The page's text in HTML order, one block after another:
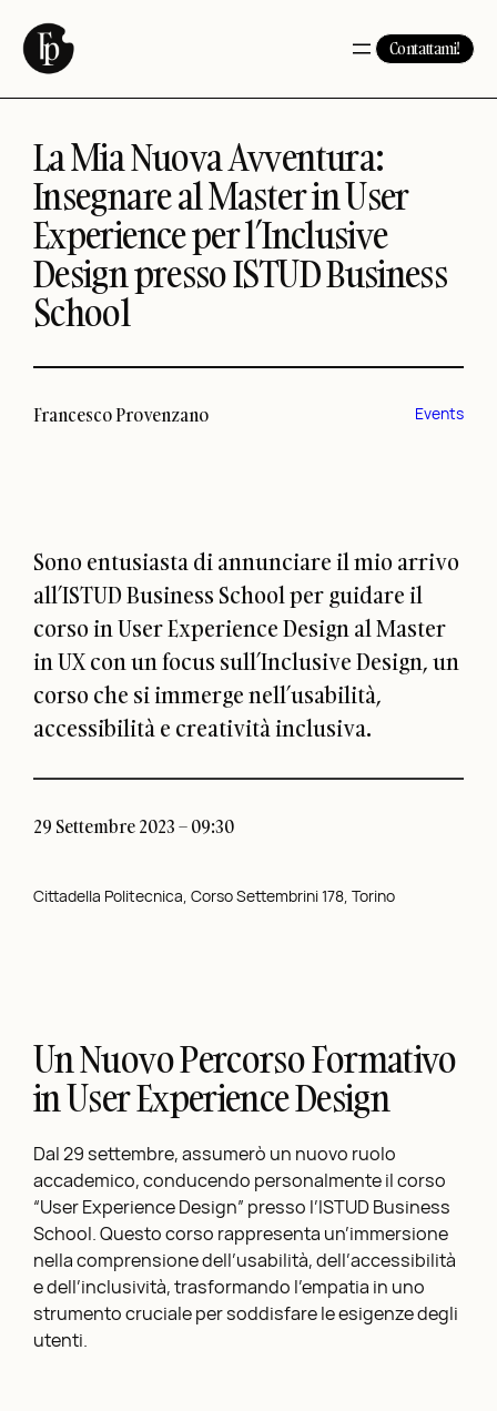
contenuto
Contattami!
La Mia Nuova Avventura:
Insegnare al Master in User
Experience per l’Inclusive
Design presso ISTUD Business
School
Francesco Provenzano Events
Sono entusiasta di annunciare il mio arrivo
all’ISTUD Business School per guidare il
corso in User Experience Design al Master
in UX con un focus sull’Inclusive Design, un
corso che si immerge nell’usabilità,
accessibilità e creatività inclusiva.
29 Settembre 2023 – 09:30
Cittadella Politecnica, Corso Settembrini 178, Torino
Un Nuovo Percorso Formativo
in User Experience Design
Dal 29 settembre, assumerò un nuovo ruolo
accademico, conducendo personalmente il corso
“User Experience Design” presso l’ISTUD Business
School. Questo corso rappresenta un’immersione
nella comprensione dell’usabilità, dell’accessibilità
e dell’inclusività, trasformando l’empatia in uno
strumento cruciale per soddisfare le esigenze degli
utenti.